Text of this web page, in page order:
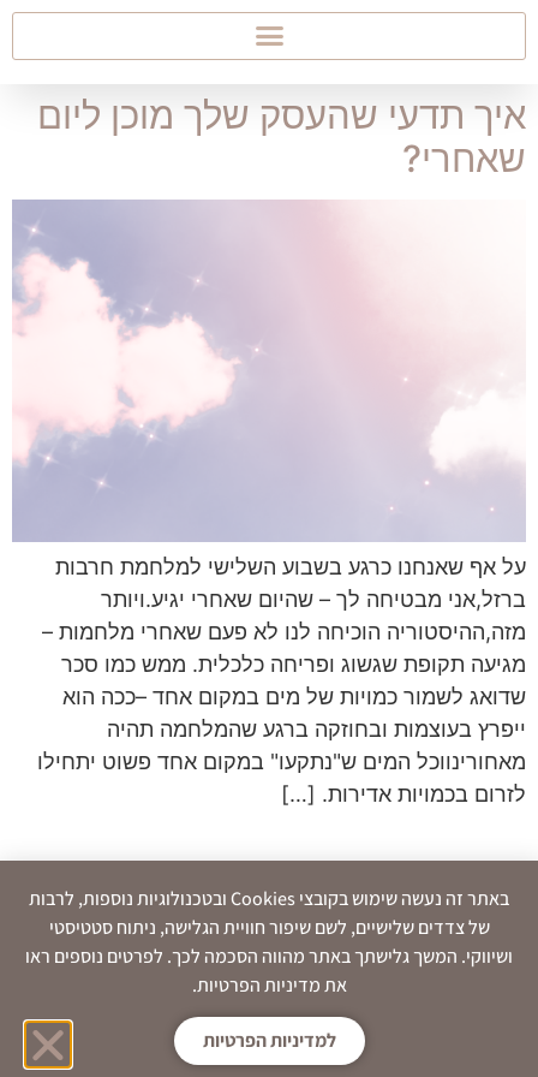
איך תדעי שהעסק שלך מוכן ליום
שאחרי?
על אף שאנחנו כרגע בשבוע השלישי למלחמת חרבות
ברזל,אני מבטיחה לך – שהיום שאחרי יגיע.ויותר
מזה,ההיסטוריה הוכיחה לנו לא פעם שאחרי מלחמות –
מגיעה תקופת שגשוג ופריחה כלכלית. ממש כמו סכר
שדואג לשמור כמויות של מים במקום אחד –ככה הוא
ייפרץ בעוצמות ובחוזקה ברגע שהמלחמה תהיה
מאחורינווכל המים ש"נתקעו" במקום אחד פשוט יתחילו
לזרום בכמויות אדירות. […]
באתר זה נעשה שימוש בקובצי Cookies ובטכנולוגיות נוספות, לרבות
של צדדים שלישיים, לשם שיפור חוויית הגלישה, ניתוח סטטיסטי
ושיווקי. המשך גלישתך באתר מהווה הסכמה לכך. לפרטים נוספים ראו
את מדיניות הפרטיות.
למדיניות הפרטיות